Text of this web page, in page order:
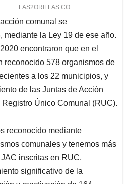
comunal se
mediante la Ley 19 de ese año.
encontraron que en el
reconocido 578 organismos de
a los 22 municipios, y
de las Juntas de Acción
Único Comunal (RUC).
reconocido mediante
comunales y tenemos más
inscritas en RUC,
significativo de la